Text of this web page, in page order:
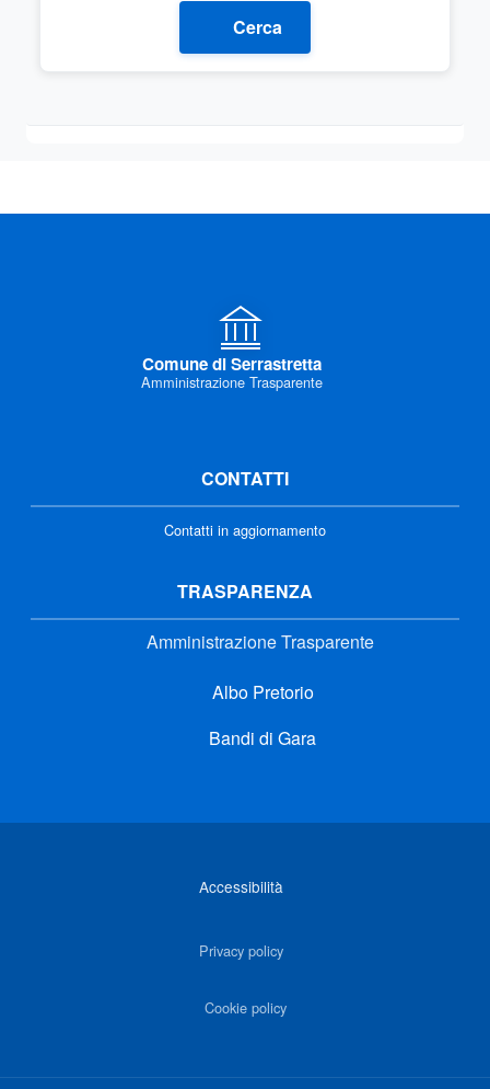
Cerca
Comune di Serrastretta
Amministrazione Trasparente
CONTATTI
Contatti in aggiornamento
TRASPARENZA
Amministrazione Trasparente
Albo Pretorio
Bandi di Gara
Accessibilità
Privacy policy
Cookie policy